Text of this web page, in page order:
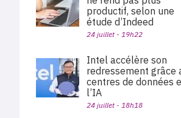
productif, selon une
étude d’Indeed
24 juillet - 19h22
Intel accélère son
redressement grâce
centres de données
l’IA
24 juillet - 18h18